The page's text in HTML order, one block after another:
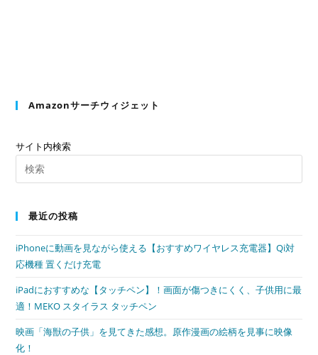
Amazonサーチウィジェット
サイト内検索
最近の投稿
iPhoneに動画を見ながら使える【おすすめワイヤレス充電器】Qi対
応機種 置くだけ充電
iPadにおすすめな【タッチペン】！画面が傷つきにくく、子供用に最
適！MEKO スタイラス タッチペン
映画「海獣の子供」を見てきた感想。原作漫画の絵柄を見事に映像
化！